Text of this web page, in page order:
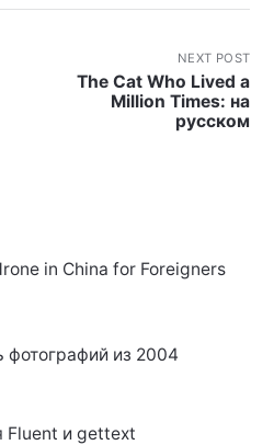
NEXT POST
The Cat Who Lived a
Million Times: на
русском
in China for Foreigners
фотографий из 2004
Fluent и gettext